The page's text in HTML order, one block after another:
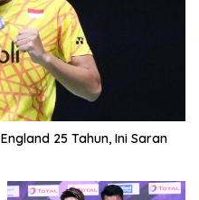
25 Tahun, Ini Saran